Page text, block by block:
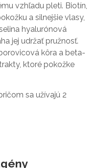
vzhľadu pleti. Biotín,
a silnejšie vlasy,
hyalurónová
jej udržať pružnosť.
kôra a beta-
ktoré pokožke
sa užívajú 2